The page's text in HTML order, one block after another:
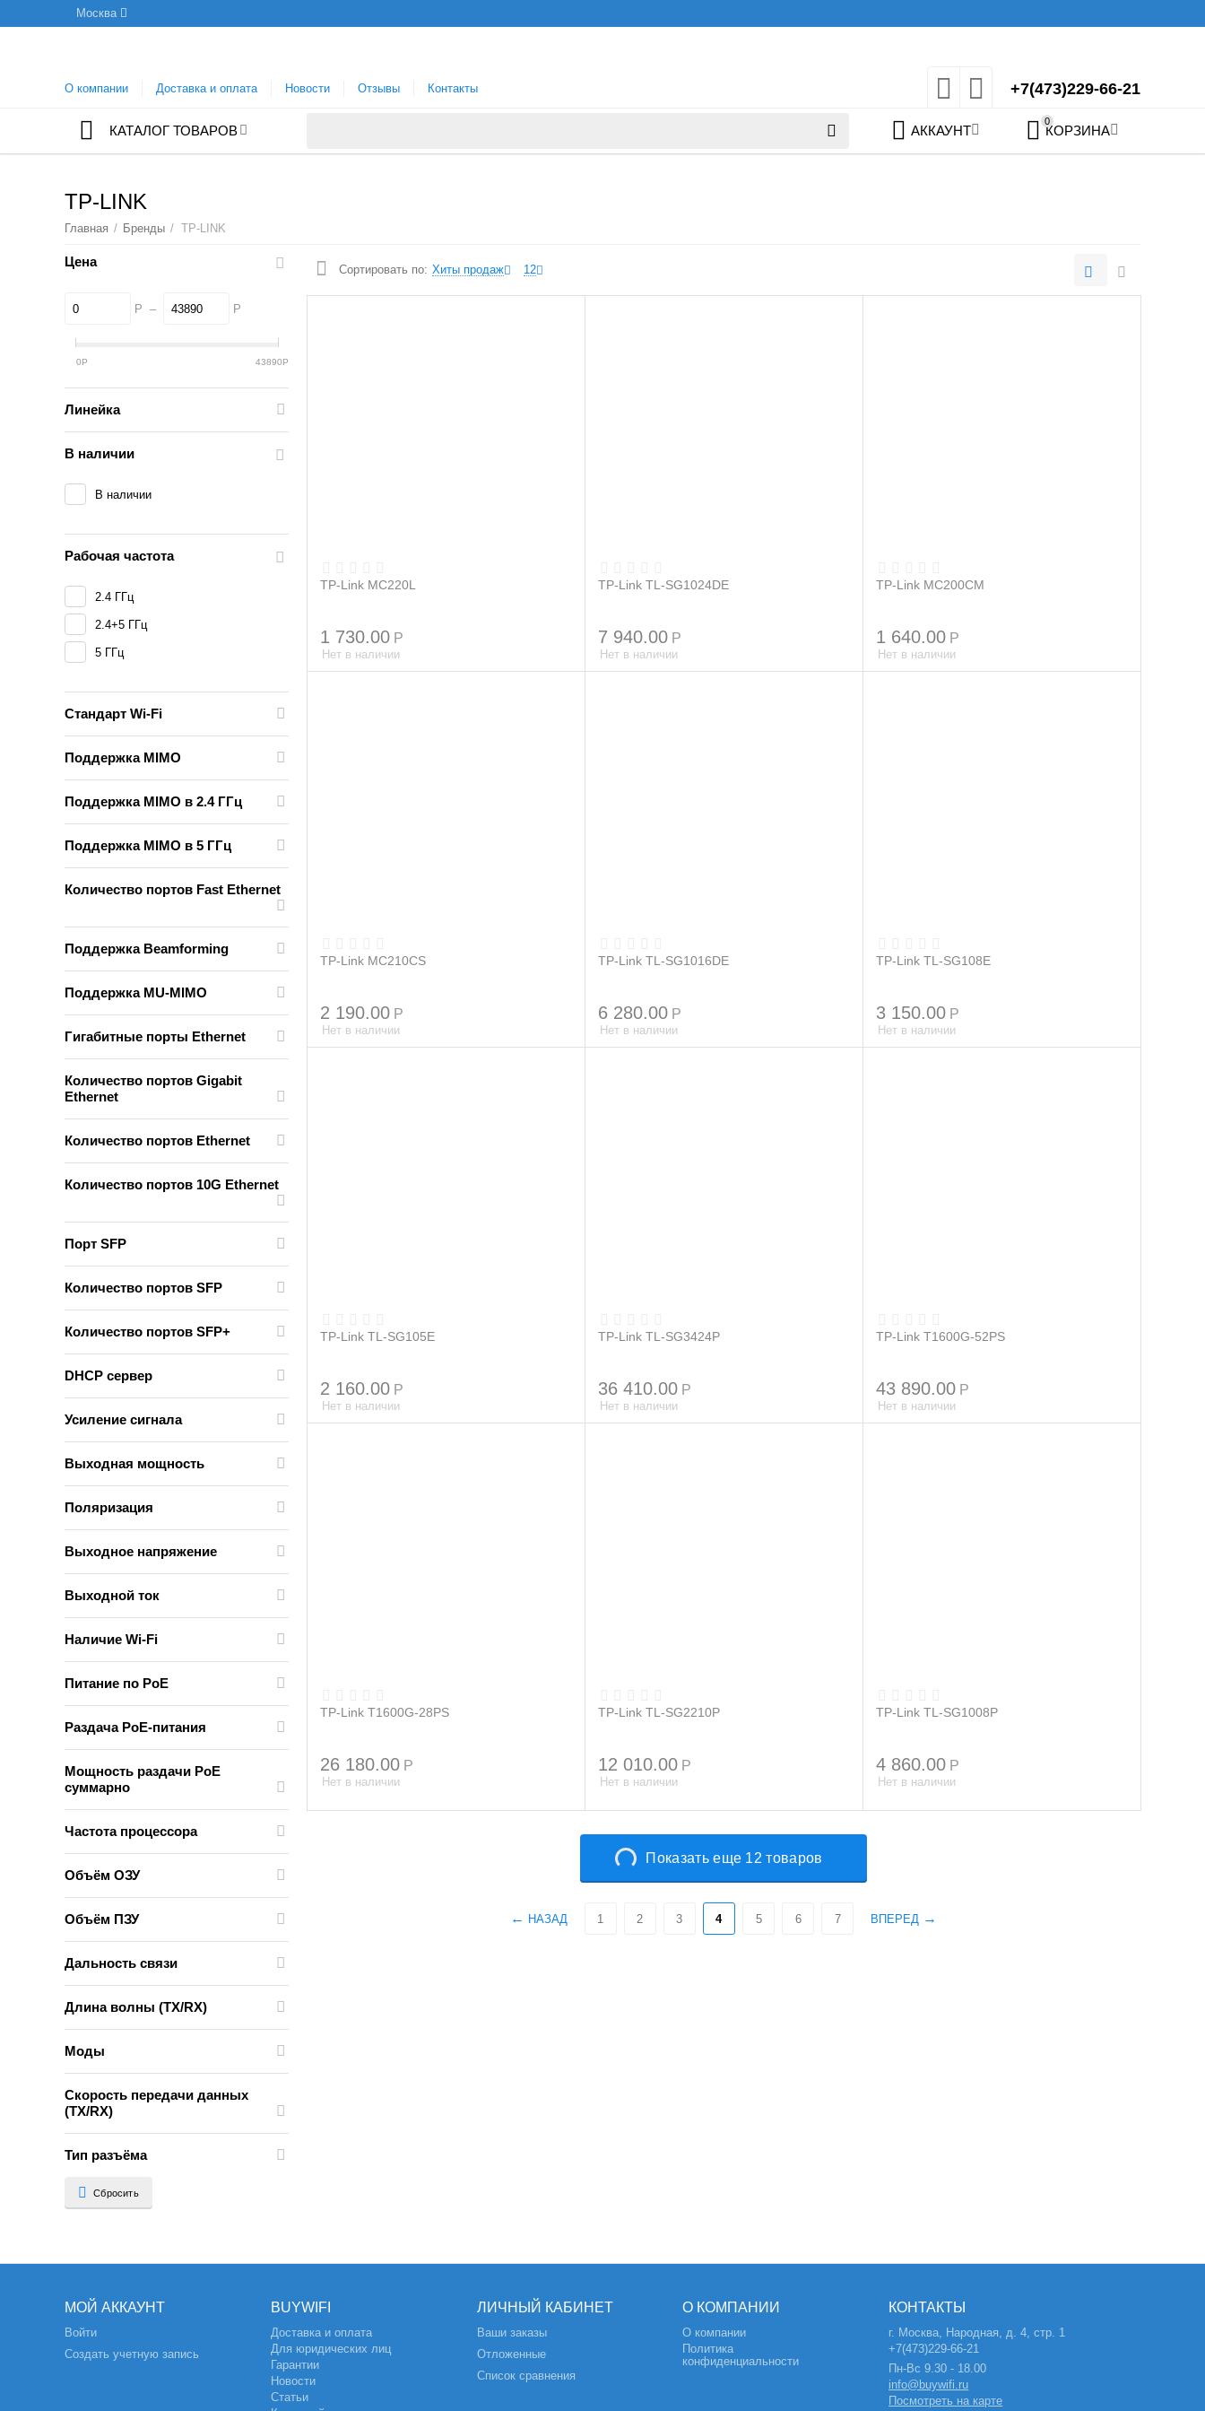
Москва
О компании Доставка и оплата Новости Отзывы Контакты +7(473)229-66-21
КАТАЛОГ ТОВАРОВ
0
КОРЗИНА
АККАУНТ
TP-LINK
Главная / Бренды / TP-LINK
Сортировать по: Хиты продаж 12
TP-Link MC220L
1 730.00 Р
Нет в наличии
TP-Link TL-SG1024DE
7 940.00 Р
Нет в наличии
TP-Link MC200CM
1 640.00 Р
Нет в наличии
TP-Link MC210CS
2 190.00 Р
Нет в наличии
TP-Link TL-SG1016DE
6 280.00 Р
Нет в наличии
TP-Link TL-SG108E
3 150.00 Р
Нет в наличии
TP-Link TL-SG105E
2 160.00 Р
Нет в наличии
TP-Link TL-SG3424P
36 410.00 Р
Нет в наличии
TP-Link T1600G-52PS
43 890.00 Р
Нет в наличии
TP-Link T1600G-28PS
26 180.00 Р
Нет в наличии
TP-Link TL-SG2210P
12 010.00 Р
Нет в наличии
TP-Link TL-SG1008P
4 860.00 Р
Нет в наличии
Показать еще 12 товаров
НАЗАД 1 2 3 4 5 6 7 ВПЕРЕД
Цена
Р – Р
0Р 43890Р
Линейка
В наличии
В наличии
Рабочая частота
2.4 ГГц
2.4+5 ГГц
5 ГГц
Стандарт Wi-Fi
Поддержка MIMO
Поддержка MIMO в 2.4 ГГц
Поддержка MIMO в 5 ГГц
Количество портов Fast Ethernet
Поддержка Beamforming
Поддержка MU-MIMO
Гигабитные порты Ethernet
Количество портов Gigabit
Ethernet
Количество портов Ethernet
Количество портов 10G Ethernet
Порт SFP
Количество портов SFP
Количество портов SFP+
DHCP сервер
Усиление сигнала
Выходная мощность
Поляризация
Выходное напряжение
Выходной ток
Наличие Wi-Fi
Питание по PoE
Раздача PoE-питания
Мощность раздачи PoE
суммарно
Частота процессора
Объём ОЗУ
Объём ПЗУ
Дальность связи
Длина волны (TX/RX)
Моды
Скорость передачи данных
(TX/RX)
Тип разъёма
Сбросить
МОЙ АККАУНТ
Войти
Создать учетную запись
BUYWIFI
Доставка и оплата
Для юридических лиц
Гарантии
Новости
Статьи
ЛИЧНЫЙ КАБИНЕТ
Ваши заказы
Отложенные
Список сравнения
О КОМПАНИИ
О компании
Политика
конфиденциальности
КОНТАКТЫ
г. Москва, Народная, д. 4, стр. 1
+7(473)229-66-21
Пн-Вс 9.30 - 18.00
info@buywifi.ru
Посмотреть на карте